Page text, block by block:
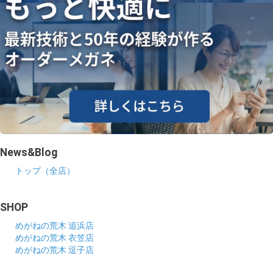
News&Blog
トップ（全店）
SHOP
めがねの荒木 追浜店
めがねの荒木 衣笠店
めがねの荒木 逗子店